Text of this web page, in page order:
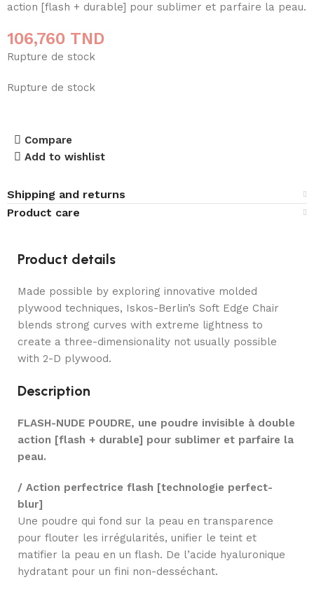
action [flash + durable] pour sublimer et parfaire la peau.
106,760 TND
Rupture de stock
Rupture de stock
Compare
Add to wishlist
Shipping and returns
Product care
Product details
Made possible by exploring innovative molded
plywood techniques, Iskos-Berlin’s Soft Edge Chair
blends strong curves with extreme lightness to
create a three-dimensionality not usually possible
with 2-D plywood.
Description
FLASH-NUDE POUDRE, une poudre invisible à double
action [flash + durable] pour sublimer et parfaire la
peau.
/ Action perfectrice flash [technologie perfect-
blur]
Une poudre qui fond sur la peau en transparence
pour flouter les irrégularités, unifier le teint et
matifier la peau en un flash. De l’acide hyaluronique
hydratant pour un fini non-desséchant.